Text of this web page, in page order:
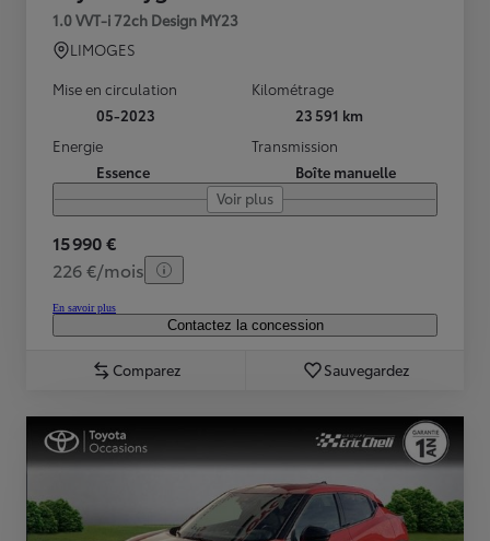
1.0 VVT-i 72ch Design MY23
LIMOGES
Mise en circulation
05-2023
Kilométrage
23 591 km
Energie
Essence
Transmission
Boîte manuelle
Voir plus
15 990 €
226 €/mois
En savoir plus
Contactez la concession
Comparez Sauvegardez